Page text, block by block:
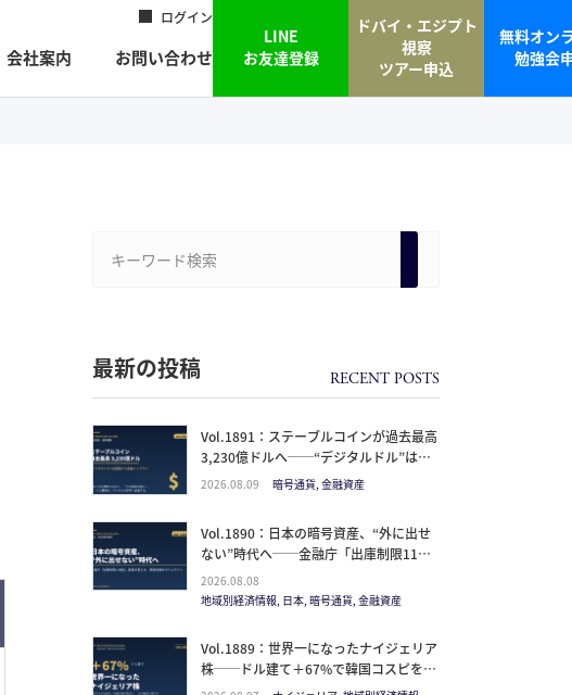
ログイン
会社案内 お問い合わせ
LINE
お友達登録
ドバイ・エジプト
視察
ツアー申込
無料オン
勉強会
最新の投稿
Vol.1891：ステーブルコインが過去最高
3,230億ドルへ──“デジタルドル”は投
機から金融インフラになった。日本人が
2026.08.09 暗号通貨, 金融資産
Vol.1890：日本の暗号資産、“外に出せ
ない”時代へ──金融庁「出庫制限11項
目」要請が変える、資産防衛のタイムラ
イン
2026.08.08
地域別経済情報, 日本, 暗号通貨, 金融資産
Vol.1889：世界一になったナイジェリア
株──ドル建て＋67%で韓国コスピを抜
いた理由と、日本人の乗り方